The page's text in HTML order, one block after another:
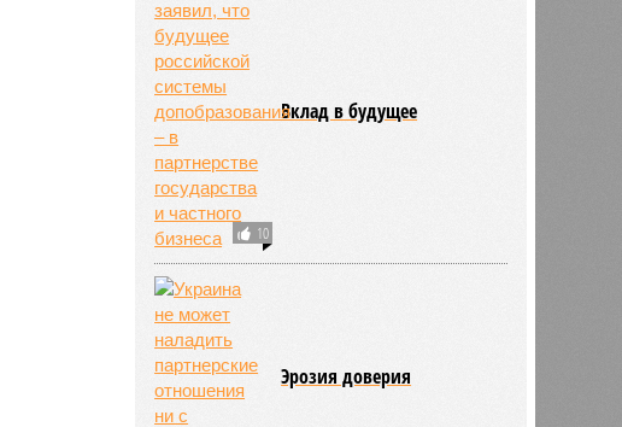
10
Вклад в будущее
Эрозия доверия